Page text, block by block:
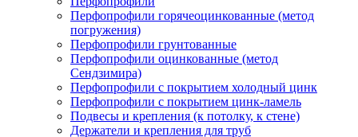
Перфопрофили горячеоцинкованные (метод
погружения)
Перфопрофили грунтованные
Перфопрофили оцинкованные (метод
Сендзимира)
Перфопрофили с покрытием холодный цинк
Перфопрофили с покрытием цинк-ламель
Подвесы и крепления (к потолку, к стене)
Держатели и крепления для труб